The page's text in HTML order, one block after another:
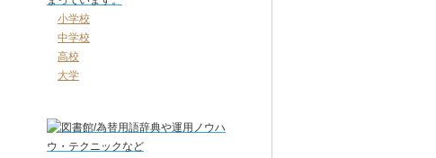
小学校
中学校
高校
大学